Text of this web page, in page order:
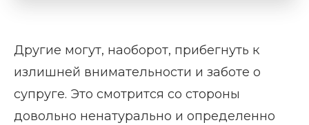
Другие могут, наоборот, прибегнуть к
излишней внимательности и заботе о
супруге. Это смотрится со стороны
довольно ненатурально и определенно